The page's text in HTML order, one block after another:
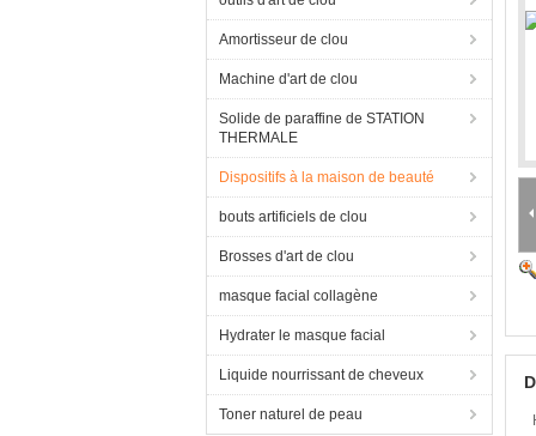
Amortisseur de clou
Machine d'art de clou
Solide de paraffine de STATION
THERMALE
Dispositifs à la maison de beauté
bouts artificiels de clou
Brosses d'art de clou
masque facial collagène
Hydrater le masque facial
Liquide nourrissant de cheveux
Toner naturel de peau